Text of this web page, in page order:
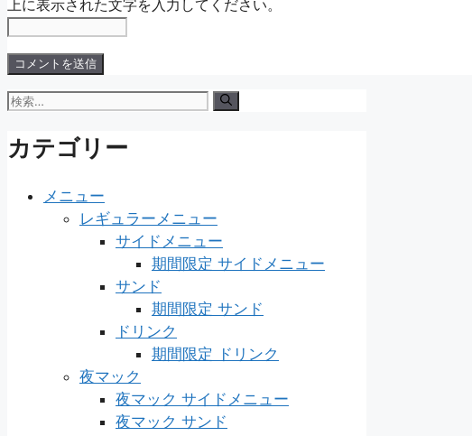
上に表示された文字を入力してください。
検
カテゴリー
メニュー
レギュラーメニュー
サイドメニュー
期間限定 サイドメニュー
サンド
期間限定 サンド
ドリンク
期間限定 ドリンク
夜マック
夜マック サイドメニュー
夜マック サンド